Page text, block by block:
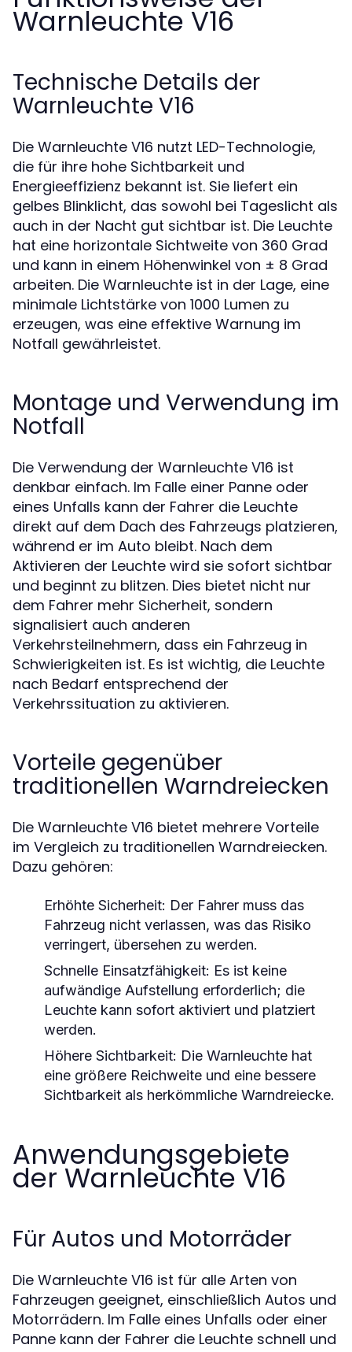
Warnleuchte V16
Technische Details der
Warnleuchte V16
Die Warnleuchte V16 nutzt LED-Technologie,
die für ihre hohe Sichtbarkeit und
Energieeffizienz bekannt ist. Sie liefert ein
gelbes Blinklicht, das sowohl bei Tageslicht als
auch in der Nacht gut sichtbar ist. Die Leuchte
hat eine horizontale Sichtweite von 360 Grad
und kann in einem Höhenwinkel von ± 8 Grad
arbeiten. Die Warnleuchte ist in der Lage, eine
minimale Lichtstärke von 1000 Lumen zu
erzeugen, was eine effektive Warnung im
Notfall gewährleistet.
Montage und Verwendung im
Notfall
Die Verwendung der Warnleuchte V16 ist
denkbar einfach. Im Falle einer Panne oder
eines Unfalls kann der Fahrer die Leuchte
direkt auf dem Dach des Fahrzeugs platzieren,
während er im Auto bleibt. Nach dem
Aktivieren der Leuchte wird sie sofort sichtbar
und beginnt zu blitzen. Dies bietet nicht nur
dem Fahrer mehr Sicherheit, sondern
signalisiert auch anderen
Verkehrsteilnehmern, dass ein Fahrzeug in
Schwierigkeiten ist. Es ist wichtig, die Leuchte
nach Bedarf entsprechend der
Verkehrssituation zu aktivieren.
Vorteile gegenüber
traditionellen Warndreiecken
Die Warnleuchte V16 bietet mehrere Vorteile
im Vergleich zu traditionellen Warndreiecken.
Dazu gehören:
Erhöhte Sicherheit: Der Fahrer muss das
Fahrzeug nicht verlassen, was das Risiko
verringert, übersehen zu werden.
Schnelle Einsatzfähigkeit: Es ist keine
aufwändige Aufstellung erforderlich; die
Leuchte kann sofort aktiviert und platziert
werden.
Höhere Sichtbarkeit: Die Warnleuchte hat
eine größere Reichweite und eine bessere
Sichtbarkeit als herkömmliche Warndreiecke.
Anwendungsgebiete
der Warnleuchte V16
Für Autos und Motorräder
Die Warnleuchte V16 ist für alle Arten von
Fahrzeugen geeignet, einschließlich Autos und
Motorrädern. Im Falle eines Unfalls oder einer
Panne kann der Fahrer die Leuchte schnell und